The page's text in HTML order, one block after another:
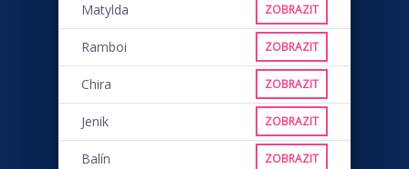
Matylda ZOBRAZIT
Ramboi ZOBRAZIT
Chira ZOBRAZIT
Jenik ZOBRAZIT
Balín ZOBRAZIT